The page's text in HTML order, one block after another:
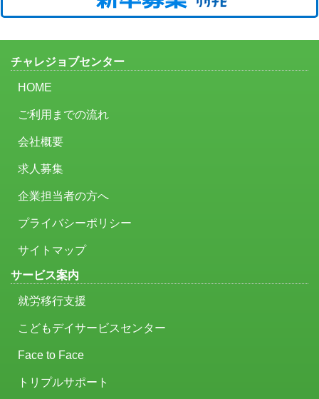
チャレジョブセンター
HOME
ご利用までの流れ
会社概要
求人募集
企業担当者の方へ
プライバシーポリシー
サイトマップ
サービス案内
就労移行支援
こどもデイサービスセンター
Face to Face
トリプルサポート